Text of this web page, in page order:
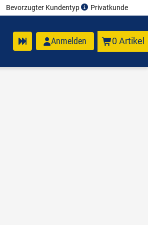
Bevorzugter Kundentyp Privatkunde
Anmelden 0 Artikel